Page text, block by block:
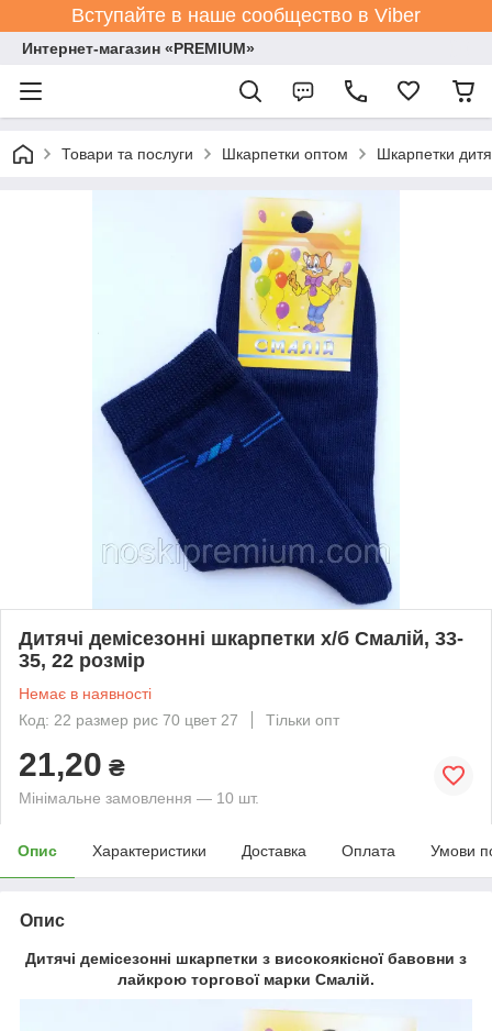
Вступайте в наше сообщество в Viber
Интернет-магазин «PREMIUM»
Товари та послуги Шкарпетки оптом Шкарпетки
Дитячі демісезонні шкарпетки х/б Смалій, 33-
35, 22 розмір
Немає в наявності
Код: 22 размер рис 70 цвет 27
Тільки опт
21,20 ₴
Мінімальне замовлення — 10 шт.
Опис Характеристики Доставка Оплата Умови
Опис
Дитячі демісезонні шкарпетки з високоякісної бавовни з
лайкрою торгової марки Смалій.